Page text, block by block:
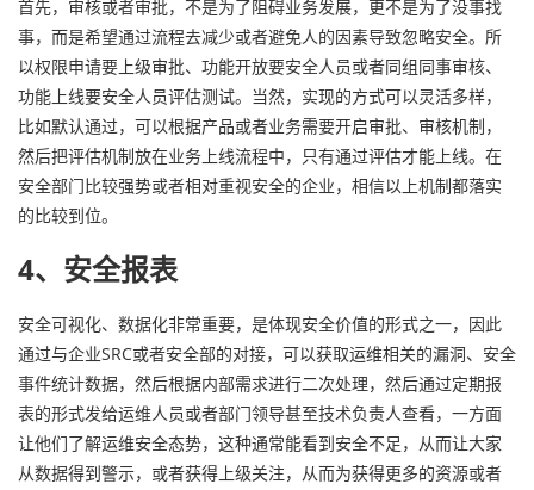
首先，审核或者审批，不是为了阻碍业务发展，更不是为了没事找
事，而是希望通过流程去减少或者避免人的因素导致忽略安全。所
以权限申请要上级审批、功能开放要安全人员或者同组同事审核、
功能上线要安全人员评估测试。当然，实现的方式可以灵活多样，
比如默认通过，可以根据产品或者业务需要开启审批、审核机制，
然后把评估机制放在业务上线流程中，只有通过评估才能上线。在
安全部门比较强势或者相对重视安全的企业，相信以上机制都落实
的比较到位。
4、安全报表
安全可视化、数据化非常重要，是体现安全价值的形式之一，因此
通过与企业SRC或者安全部的对接，可以获取运维相关的漏洞、安全
事件统计数据，然后根据内部需求进行二次处理，然后通过定期报
表的形式发给运维人员或者部门领导甚至技术负责人查看，一方面
让他们了解运维安全态势，这种通常能看到安全不足，从而让大家
从数据得到警示，或者获得上级关注，从而为获得更多的资源或者